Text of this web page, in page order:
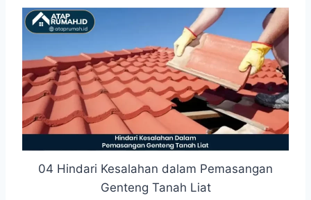
04 Hindari Kesalahan dalam Pemasangan
Genteng Tanah Liat